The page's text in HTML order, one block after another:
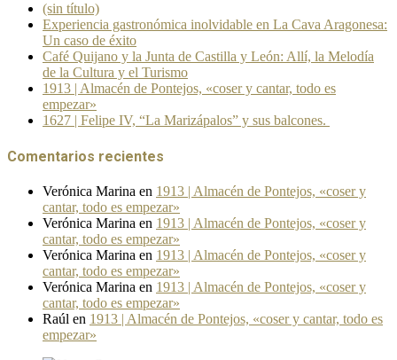
(sin título)
Experiencia gastronómica inolvidable en La Cava Aragonesa:
Un caso de éxito
Café Quijano y la Junta de Castilla y León: Allí, la Melodía
de la Cultura y el Turismo
1913 | Almacén de Pontejos, «coser y cantar, todo es
empezar»
1627 | Felipe IV, “La Marizápalos” y sus balcones.
Comentarios recientes
Verónica Marina en 1913 | Almacén de Pontejos, «coser y
cantar, todo es empezar»
Verónica Marina en 1913 | Almacén de Pontejos, «coser y
cantar, todo es empezar»
Verónica Marina en 1913 | Almacén de Pontejos, «coser y
cantar, todo es empezar»
Verónica Marina en 1913 | Almacén de Pontejos, «coser y
cantar, todo es empezar»
Raúl en 1913 | Almacén de Pontejos, «coser y cantar, todo es
empezar»